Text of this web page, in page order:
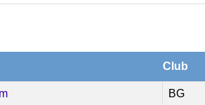
Club
BG